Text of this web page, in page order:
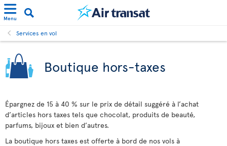
Menu
Services en vol
Boutique hors-taxes
Épargnez de 15 à 40 % sur le prix de détail suggéré à l’achat
d’articles hors taxes tels que chocolat, produits de beauté,
parfums, bijoux et bien d’autres.
La boutique hors taxes est offerte à bord de nos vols à